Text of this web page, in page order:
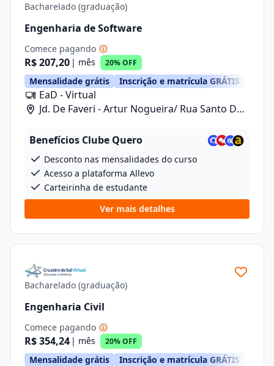
Bacharelado (graduação)
Engenharia de Software
Comece pagando
R$ 207,20 | mês 20% OFF
Mensalidade grátis Inscrição e matrícula GRÁTIS
EaD - Virtual
Jd. De Faveri - Artur Nogueira/ Rua Santo De
Benefícios Clube Quero
Desconto nas mensalidades do curso
Acesso a plataforma Allevo
Carteirinha de estudante
Ver mais detalhes
Bacharelado (graduação)
Engenharia Civil
Comece pagando
R$ 354,24 | mês 20% OFF
Mensalidade grátis Inscrição e matrícula GRÁTIS